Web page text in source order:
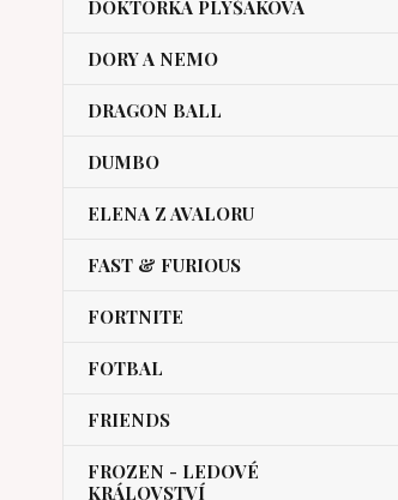
DOKTORKA PLYŠÁKOVÁ
DORY A NEMO
DRAGON BALL
DUMBO
ELENA Z AVALORU
FAST & FURIOUS
FORTNITE
FOTBAL
FRIENDS
FROZEN - LEDOVÉ
KRÁLOVSTVÍ